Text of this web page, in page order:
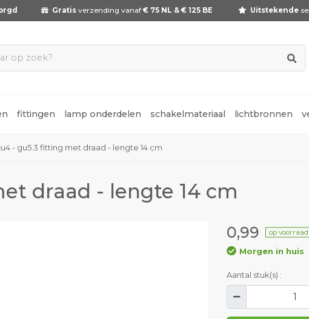
Gratis verzending vanaf € 75 NL & € 125 BE Uitstekende
fittingen lamp onderdelen schakelmateriaal lichtbronnen
- gu5.3 fitting met draad - lengte 14 cm
draad - lengte 14 cm
0,99 op voorraad
Morgen in huis
Aantal stuk(s) :